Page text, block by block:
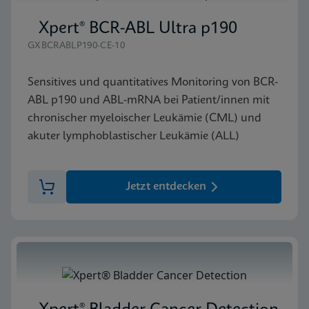
Xpert® BCR-ABL Ultra p190
GXBCRABLP190-CE-10
Sensitives und quantitatives Monitoring von BCR-
ABL p190 und ABL-mRNA bei Patient/innen mit
chronischer myeloischer Leukämie (CML) und
akuter lymphoblastischer Leukämie (ALL)
Jetzt entdecken